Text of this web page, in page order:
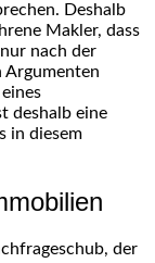
Deshalb
Makler, dass
nach der
deshalb eine
in diesem
der